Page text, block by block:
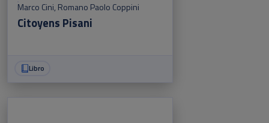
Marco Cini, Romano Paolo Coppini
Citoyens Pisani
Libro